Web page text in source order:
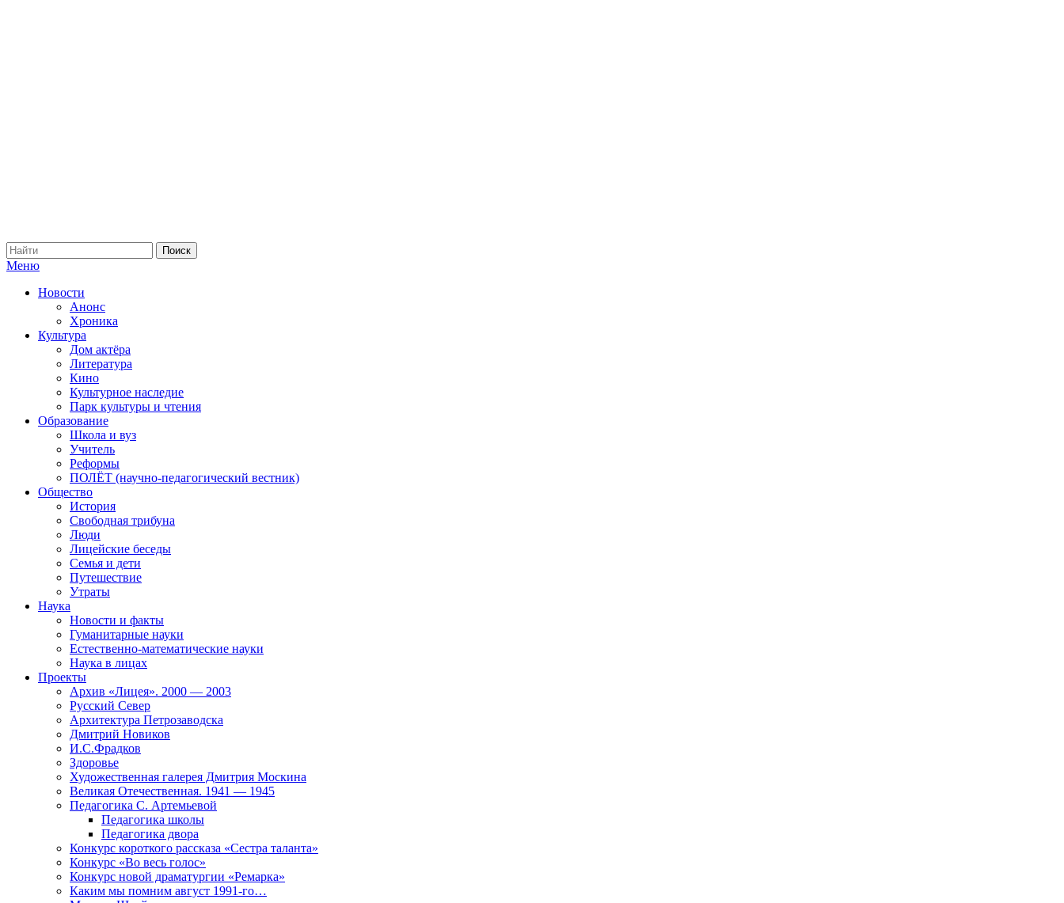
Меню
Новости
Анонс
Хроника
Культура
Дом актёра
Литература
Кино
Культурное наследие
Парк культуры и чтения
Образование
Школа и вуз
Учитель
Реформы
ПОЛЁТ (научно-педагогический вестник)
Общество
История
Свободная трибуна
Люди
Лицейские беседы
Семья и дети
Путешествие
Утраты
Наука
Новости и факты
Гуманитарные науки
Естественно-математические науки
Наука в лицах
Проекты
Архив «Лицея». 2000 — 2003
Русский Север
Архитектура Петрозаводска
Дмитрий Новиков
И.С.Фрадков
Здоровье
Художественная галерея Дмитрия Москина
Великая Отечественная. 1941 — 1945
Педагогика С. Артемьевой
Педагогика школы
Педагогика двора
Конкурс короткого рассказа «Сестра таланта»
Конкурс «Во весь голос»
Конкурс новой драматургии «Ремарка»
Каким мы помним август 1991-го…